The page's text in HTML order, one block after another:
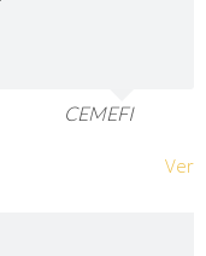
CEMEFI
Ver